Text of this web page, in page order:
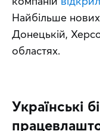
Найбільше
Донецькій,
областях.
Українські